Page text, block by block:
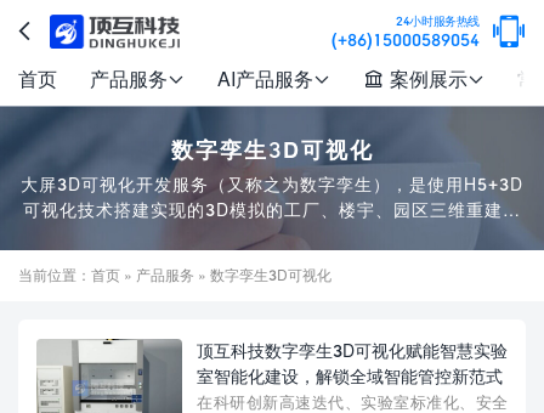
 24小时服务热线
(+86)15000589054 
首页 产品服务 AI产品服务  案例展示 常
数字孪生3D可视化
大屏3D可视化开发服务（又称之为数字孪生），是使用H5+3D
可视化技术搭建实现的3D模拟的工厂、楼宇、园区三维重建场
景，大屏3D可视化是指拥有3D效果的数据可视化项目，对于所
在面对复杂操作时灵活应对，使得整个项目在大屏上的展示更
当前位置： 首页 » 产品服务 » 数字孪生3D可视化
顶互科技数字孪生3D可视化赋能智慧实验
室智能化建设，解锁全域智能管控新范式
在科研创新高速迭代、实验室标准化、安全